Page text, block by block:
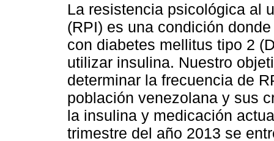
La resistencia psicológica al
(RPI) es una condición
con diabetes mellitus tipo 2
utilizar insulina. Nuestro
determinar la frecuencia de
población venezolana y sus
la insulina y medicación
trimestre del año 2013 se